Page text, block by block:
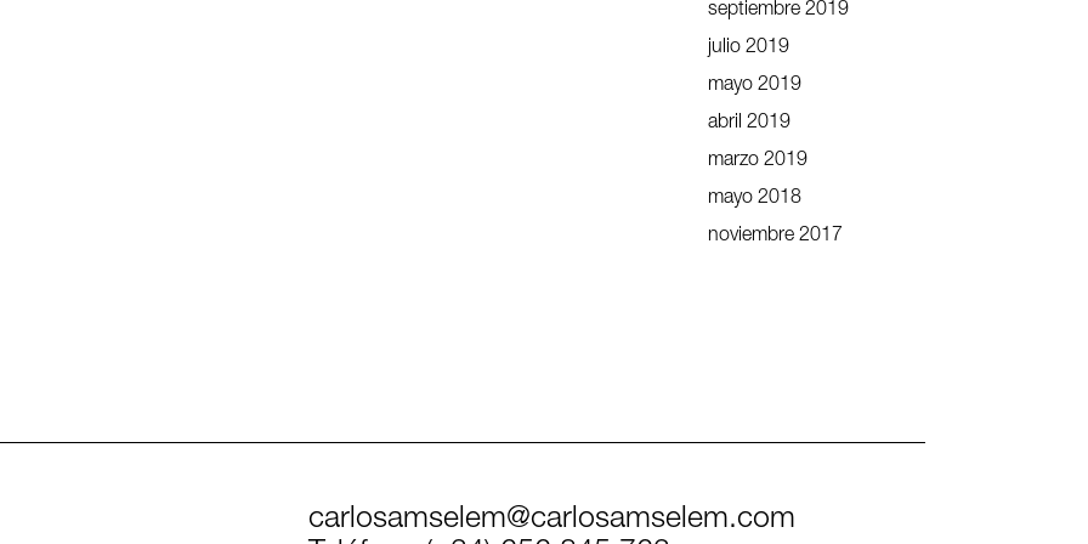
septiembre 2019
julio 2019
mayo 2019
abril 2019
marzo 2019
mayo 2018
noviembre 2017
carlosamselem@carlosamselem.com